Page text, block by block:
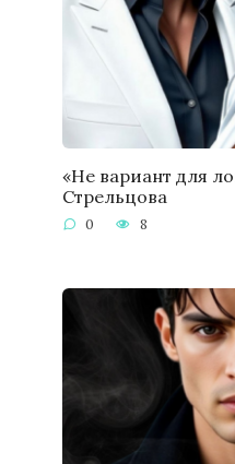
«Не вариант для
Стрельцова
0 8